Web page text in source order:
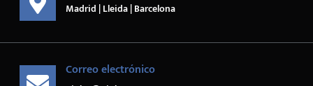
Madrid | Lleida | Barcelona
Correo electrónico